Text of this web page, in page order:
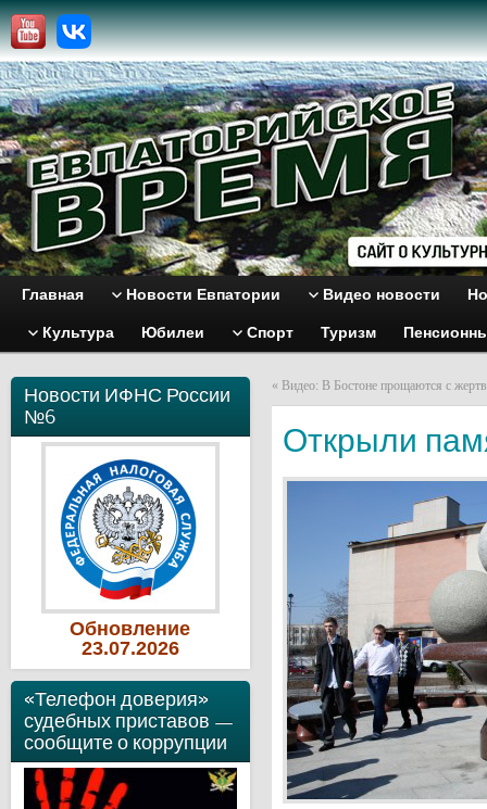
Главная Новости Евпатории Видео новости
Культура Юбилеи Спорт Туризм
Новости ИФНС России
№6
Обновление
23.07.2026
«Телефон доверия»
судебных приставов —
сообщите о коррупции
« Видео: В Бостоне прощаются с
Открыли